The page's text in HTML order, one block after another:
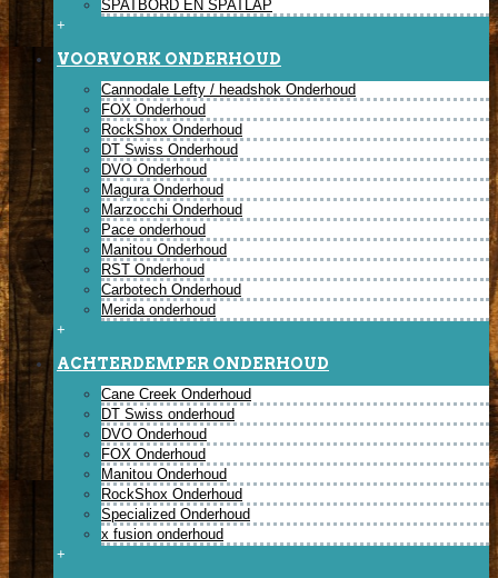
SPATBORD EN SPATLAP
+
VOORVORK ONDERHOUD
Cannodale Lefty / headshok Onderhoud
FOX Onderhoud
RockShox Onderhoud
DT Swiss Onderhoud
DVO Onderhoud
Magura Onderhoud
Marzocchi Onderhoud
Pace onderhoud
Manitou Onderhoud
RST Onderhoud
Carbotech Onderhoud
Merida onderhoud
+
ACHTERDEMPER ONDERHOUD
Cane Creek Onderhoud
DT Swiss onderhoud
DVO Onderhoud
FOX Onderhoud
Manitou Onderhoud
RockShox Onderhoud
Specialized Onderhoud
x fusion onderhoud
+